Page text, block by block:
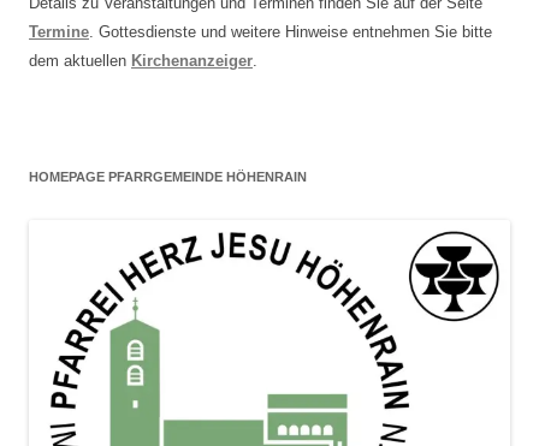
Termine. Gottesdienste und weitere Hinweise entnehmen Sie bitte
dem aktuellen Kirchenanzeiger.
HOMEPAGE PFARRGEMEINDE HÖHENRAIN